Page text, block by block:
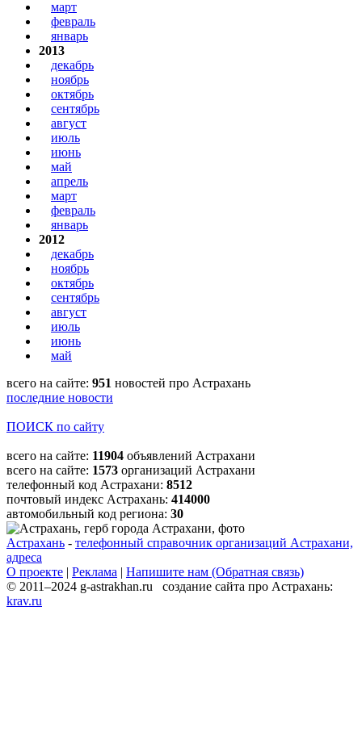
март
февраль
январь
2013
декабрь
ноябрь
октябрь
сентябрь
август
июль
июнь
май
апрель
март
февраль
январь
2012
декабрь
ноябрь
октябрь
сентябрь
август
июль
июнь
май
всего на сайте: 951 новостей про Астрахань
последние новости
ПОИСК по сайту
всего на сайте: 11904 объявлений Астрахани
всего на сайте: 1573 организаций Астрахани
телефонный код Астрахани: 8512
почтовый индекс Астрахань: 414000
автомобильный код региона: 30
Астрахань - телефонный справочник организаций Астрахани,
адреса
О проекте | Реклама | Напишите нам (Обратная связь)
© 2011–2024 g-astrakhan.ru создание сайта про Астрахань:
krav.ru